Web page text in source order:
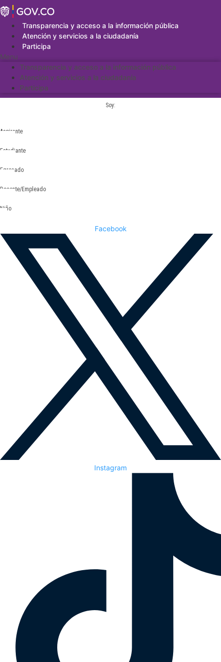
Saltar
al
contenidoTransparencia y acceso a la información pública
Atención y servicios a la ciudadanía
Participa
Menu
Transparencia y acceso a la información pública
Atención y servicios a la ciudadanía
Participa
Soy:
Aspirante
Estudiante
Egresado
Docente/Empleado
Niño
Facebook
Instagram